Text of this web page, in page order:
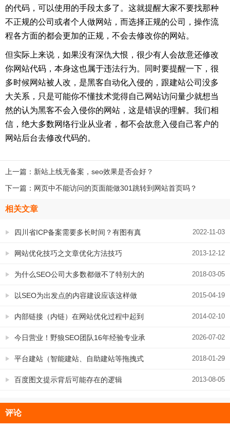
的代码，可以使用的手段太多了。这就提醒大家不要找那种
不正规的公司或者个人做网站，而选择正规的公司，操作流
程各方面的都会更加的正规，不会去修改你的网站。
但实际上来说，如果没有深仇大恨，很少有人会故意还修改
你网站代码，本身这也属于违法行为。同时要提醒一下，很
多时候网站被人改，是黑客自动化入侵的，跟建站公司没多
大关系，只是可能你不懂技术觉得自己网站访问量少就想当
然的认为黑客不会入侵你的网站，这是错误的理解。我们相
信，绝大多数网络行业从业者，都不会故意入侵自己客户的
网站后台去修改代码的。
上一篇： 新站上线无备案，seo效果是否会好？
下一篇： 网页中不能访问的页面能做301跳转到网站首页吗？
相关文章
2022-11-03
四川省ICP备案需要多长时间？有图有真
相！ 2013-12-12
网站优化技巧之文章优化方法技巧
2018-03-05
为什么SEO公司大多数都做不了特别大的
2015-04-19
以SEO为出发点的内容建设应该这样做
2014-02-10
内部链接（内链）在网站优化过程中起到
的重要作用 2026-07-02
今日营业！野狼SEO团队16年经验专业承
接网站建设SEO推广 2018-01-29
平台建站（智能建站、自助建站等拖拽式
或傻瓜式网站建设方法）对SEO的影响 2013-08-05
百度图文提示背后可能存在的逻辑
评论